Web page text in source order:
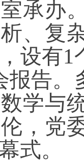
承办
、复
设有1
报告
学与
，党
式。